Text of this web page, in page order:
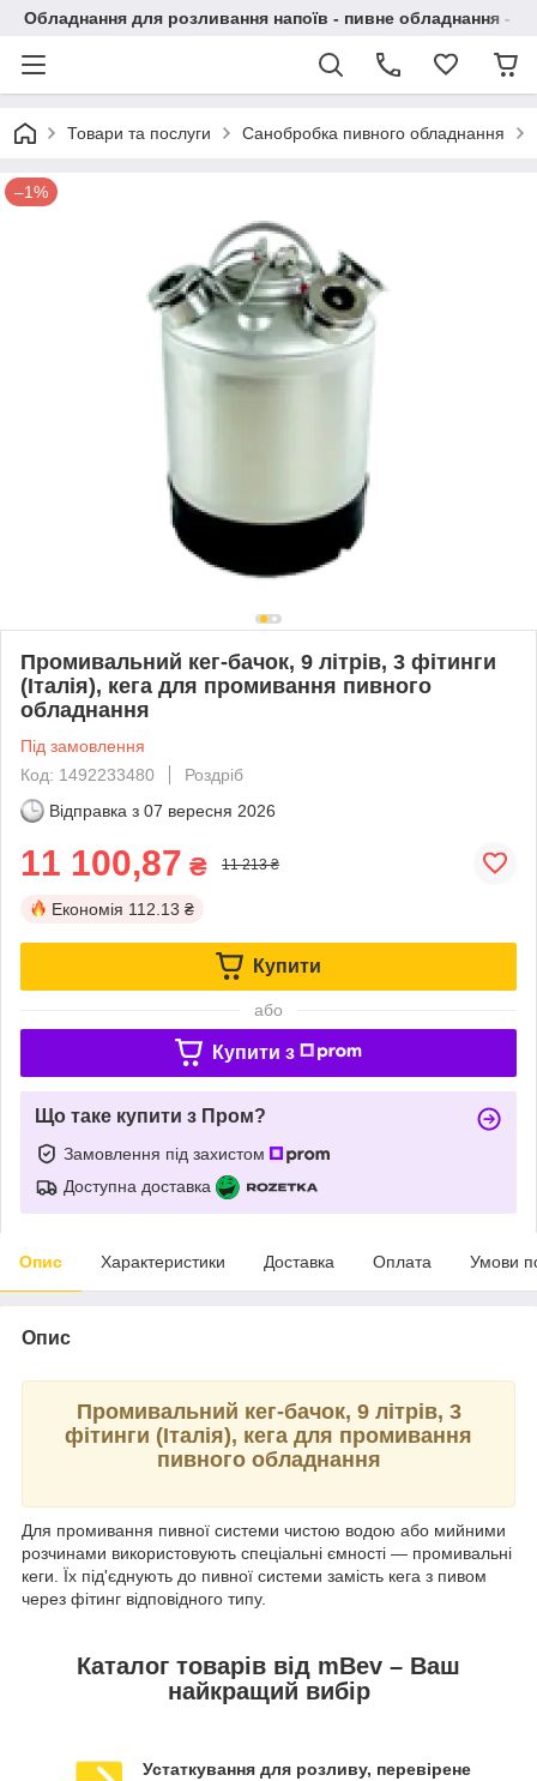
Обладнання для розливання напоїв - пивне обладнання - в
Товари та послуги Санобробка пивного обладнання
–1%
Промивальний кег-бачок, 9 літрів, 3 фітинги
(Італія), кега для промивання пивного
обладнання
Під замовлення
Код: 1492233480
Роздріб
Відправка з 07 вересня 2026
11 100,87 ₴ 11 213 ₴
Економія 112.13 ₴
Купити
або
Купити з
Що таке купити з Пром?
Замовлення під захистом
Доступна доставка
Опис Характеристики Доставка Оплата Умови
Опис
Промивальний кег-бачок, 9 літрів, 3
фітинги (Італія), кега для промивання
пивного обладнання
Для промивання пивної системи чистою водою або мийними
розчинами використовують спеціальні ємності — промивальні
кеги. Їх під'єднують до пивної системи замість кега з пивом
через фітинг відповідного типу.
Каталог товарів від mBev – Ваш
найкращий вибір
Устаткування для розливу, перевірене